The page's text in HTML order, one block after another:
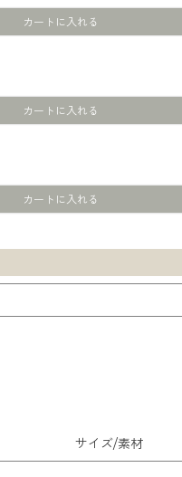
カートに入れる
カートに入れる
カートに入れる
サイズ/素材